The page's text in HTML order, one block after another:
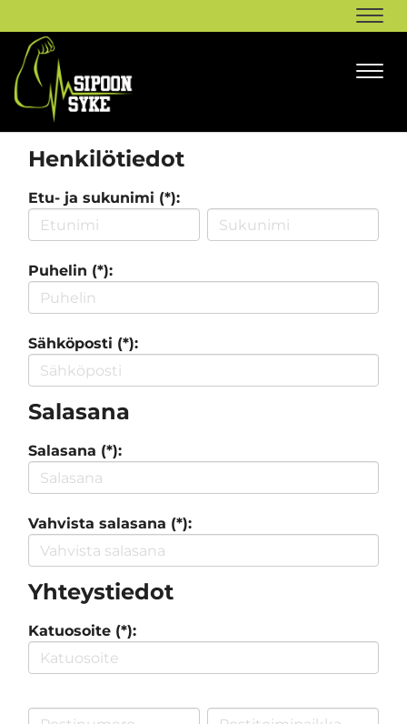
Henkilötiedot
Etu- ja sukunimi (*):
Puhelin (*):
Sähköposti (*):
Salasana
Salasana (*):
Vahvista salasana (*):
Yhteystiedot
Katuosoite (*):